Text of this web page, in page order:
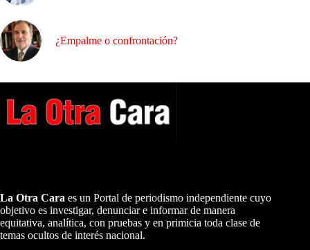
¿Empalme o confrontación?
La Otra Cara es un Portal de periodismo independiente cuyo
objetivo es investigar, denunciar e informar de manera
equitativa, analítica, con pruebas y en primicia toda clase de
temas ocultos de interés nacional.